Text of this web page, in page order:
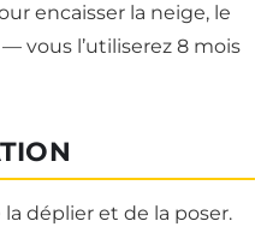
encaisser la neige, le
— vous l’utiliserez 8 mois
la déplier et de la poser.